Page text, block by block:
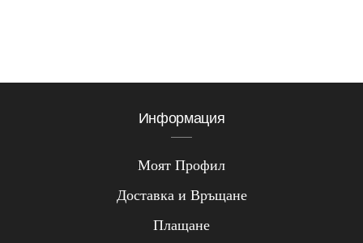
Информация
Моят Профил
Доставка и Връщане
Плащане